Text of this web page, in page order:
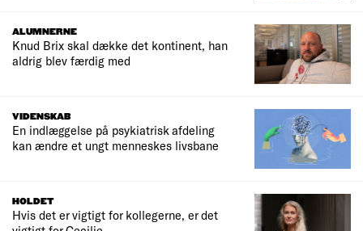
ALUMNERNE
Knud Brix skal dække det kontinent, han
aldrig blev færdig med
VIDENSKAB
En indlæggelse på psykiatrisk afdeling
kan ændre et ungt menneskes livsbane
HOLDET
Hvis det er vigtigt for kollegerne, er det